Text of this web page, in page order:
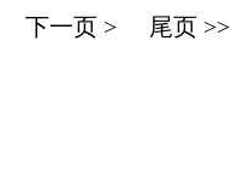
下一页 > 尾页 >>